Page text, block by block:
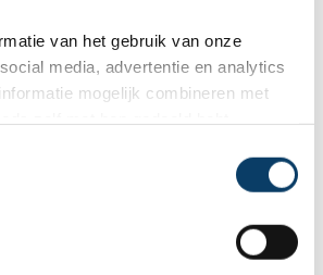
van het gebruik van onze
media, advertentie en analytics
mogelijk combineren met
Muscat. In de moskee ligt
bestaande uit 28 kleuren wat
tapijt ligt door de hele moskee
moeten op een blauw kleed